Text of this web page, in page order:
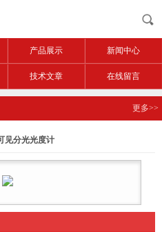
产品展示 新闻中心
技术文章 在线留言
更多>>
见分光光度计